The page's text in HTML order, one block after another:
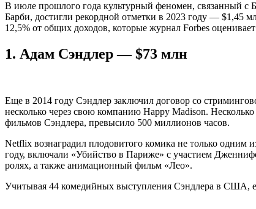
В июле прошлого года культурный феномен, связанный с
Барби, достигли рекордной отметки в 2023 году — $1,45
12,5% от общих доходов, которые журнал Forbes
1. Адам Сэндлер — $73 млн
Еще в 2014 году Сэндлер заключил договор со
несколько через свою компанию Happy Madison.
фильмов Сэндлера, превысило 500 миллионов часов.
Netflix вознаградил плодовитого комика не только
году, включали «Убийство в Париже» с участием
ролях, а также анимационный фильм «Лео».
Учитывая 44 комедийных выступления Сэндлера в США,